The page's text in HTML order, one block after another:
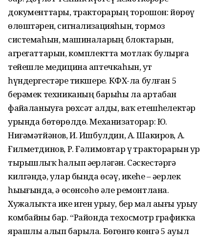
документтарҙы, тракторҙарҙың торошон: йөрөү
өлөштәрен, сигнализацияһын, тормоз
системаһын, машиналарҙың блоктарын,
агрегаттарын, комплектта мотлаҡ булырға
тейешле медицина аптечкаһын, ут
һүндергестәрҙе тикшерҙе. КФХ-ла булған 5
берәмек техниканың барыһы ла артабан
файҙаланыуға рөхсәт алды, ваҡ етешһеҙлектәр
урында бөтөрөлдө. Механизаторҙар: Ю.
Ниғәмәтйәнов, И. Ишбулдин, А. Шакиров, А.
Ғилметдинов, Р. Ғәлимовтар үҙ тракторҙарын ҙур
тырышлыҡ һалып әҙерләгән. Сәскестәргә
килгәндә, улар бында өсәү, икеһе – әҙерлек
һыҙығында, ә өсөнсөһө әле ремонтлана.
Хужалыҡта ике иген урыу, бер мал аҙығы урыу
комбайны бар. “Районда техосмотр графикҡа
ярашлы алып барыла. Бөгөнгө көнгә 5 ауыл